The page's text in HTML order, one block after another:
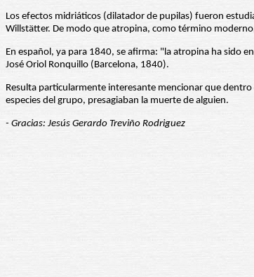
Los efectos midriáticos (dilatador de pupilas) fueron
Willstätter. De modo que atropina, como término
En español, ya para 1840, se afirma: "la atropina ha sido
José Oriol Ronquillo (Barcelona, 1840).
Resulta particularmente interesante mencionar que
especies del grupo, presagiaban la muerte de alguien.
- Gracias: Jesús Gerardo Treviño Rodriguez